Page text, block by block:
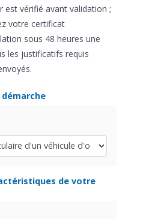
est vérifié avant validation ;
votre certificat
sous 48 heures une
les justificatifs requis
de votre